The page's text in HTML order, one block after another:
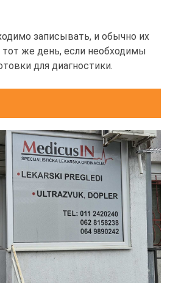
записывать, и обычно их
же день, если необходимы
для диагностики.